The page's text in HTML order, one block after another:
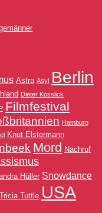
Astra Asyl Berlin
Dieter Kosslick
Filmfestival
Hamburg
Knut Elstermann
Mord Nachruf
Hüller Snowdance
Tricia Tuttle USA